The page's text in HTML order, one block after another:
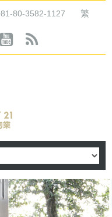
80-3582-1127 繁